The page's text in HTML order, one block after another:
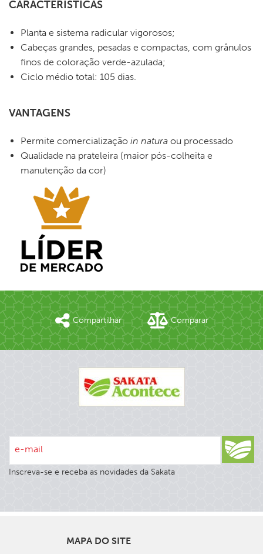
CARACTERÍSTICAS
Planta e sistema radicular vigorosos;
Cabeças grandes, pesadas e compactas, com grânulos
finos de coloração verde-azulada;
Ciclo médio total: 105 dias.
VANTAGENS
Permite comercialização in natura ou processado
Qualidade na prateleira (maior pós-colheita e
manutenção da cor)
Compartilhar Comparar
e-mail
Inscreva-se e receba as novidades da Sakata
MAPA DO SITE